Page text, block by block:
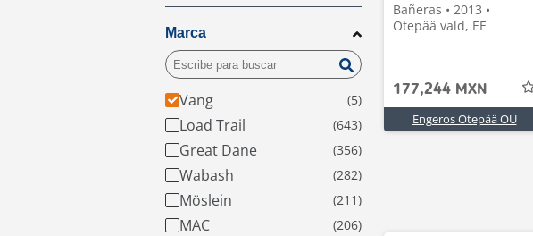
Marca
Vang
Load Trail
Great Dane
Wabash
Möslein
MAC
Bañeras • 2013 •
Otepää vald, EE
177,244 MXN
Engeros Otepää OÜ